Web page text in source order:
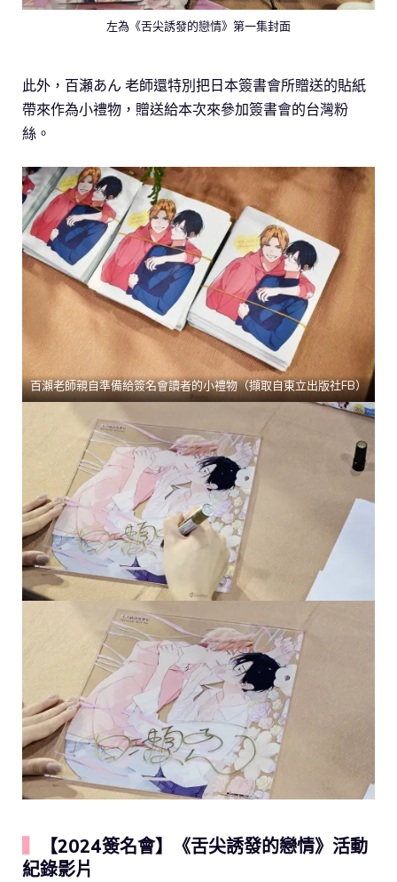
左為《舌尖誘發的戀情》第一集封面
此外，百瀬あん 老師還特別把日本簽書會所贈送的貼紙
帶來作為小禮物，贈送給本次來參加簽書會的台灣粉
絲。
百瀨老師親自準備給簽名會讀者的小禮物（擷取自東立出版社FB）
【2024簽名會】《舌尖誘發的戀情》活動
紀錄影片